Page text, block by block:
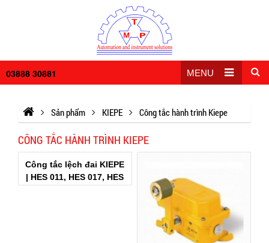
03888 30881 MENU
Sản phẩm KIEPE Công tắc hành trình Kiepe
CÔNG TẮC HÀNH TRÌNH KIEPE
Công tắc lệch đai KIEPE
| HES 011, HES 017, HES